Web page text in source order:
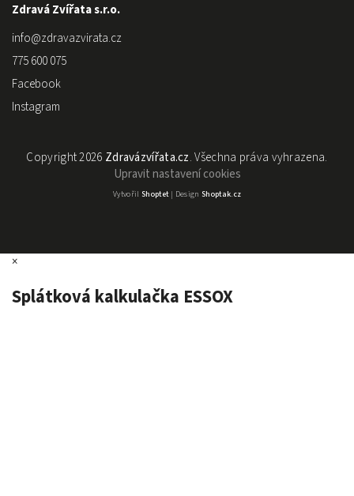
Zdravá Zvířata s.r.o.
info@zdravazvirata.cz
775 600 075
Facebook
Instagram
Copyright 2026 Zdravázvířata.cz. Všechna práva vyhrazena.
Upravit nastavení cookies
Vytvořil Shoptet| Design Shoptak.cz
×
Splátková kalkulačka ESSOX